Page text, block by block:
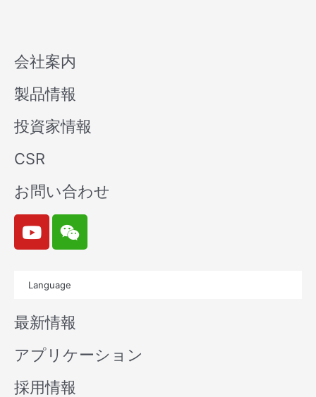
会社案内
製品情報
投資家情報
CSR
お問い合わせ
Y
o
u
b
e
W
e
i
n
Language
最新情報
アプリケーション
採用情報